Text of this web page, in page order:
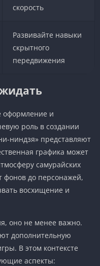
скорость
Развивайте навыки
скрытного
передвижения
оформление и
роль в создании
ниндзя» представляют
графика может
самурайских
до персонажей,
восхищение и
оно не менее важно.
дополнительную
В этом контексте
аспекты: